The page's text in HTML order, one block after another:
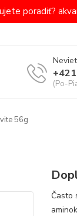
poradiť?
(Po-
56g
Často